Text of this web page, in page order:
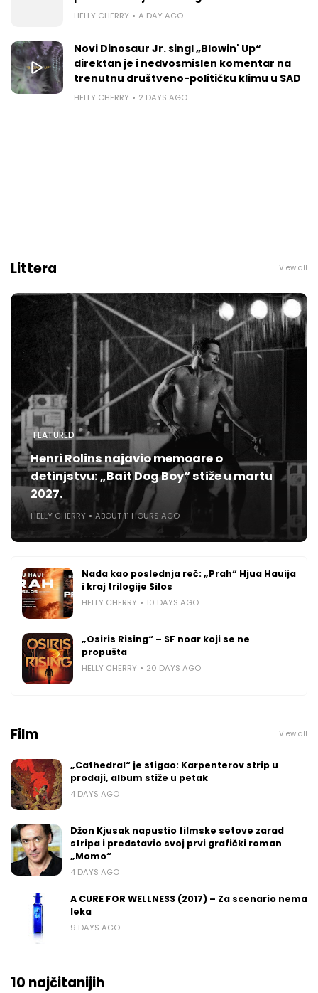
HELLY CHERRY A DAY AGO
Novi Dinosaur Jr. singl „Blowin' Up“
direktan je i nedvosmislen komentar na
trenutnu društveno-političku klimu u SAD
HELLY CHERRY 2 DAYS AGO
Littera View all
FEATURED
Henri Rolins najavio memoare o
detinjstvu: „Bait Dog Boy“ stiže u martu
2027.
HELLY CHERRY ABOUT 11 HOURS AGO
Nada kao poslednja reč: „Prah“ Hjua Hauija
i kraj trilogije Silos
HELLY CHERRY 10 DAYS AGO
„Osiris Rising“ – SF noar koji se ne
propušta
HELLY CHERRY 20 DAYS AGO
Film View all
„Cathedral“ je stigao: Karpenterov strip u
prodaji, album stiže u petak
4 DAYS AGO
Džon Kjusak napustio filmske setove zarad
stripa i predstavio svoj prvi grafički roman
„Momo“
4 DAYS AGO
A CURE FOR WELLNESS (2017) – Za scenario nema
leka
9 DAYS AGO
10 najčitanijih